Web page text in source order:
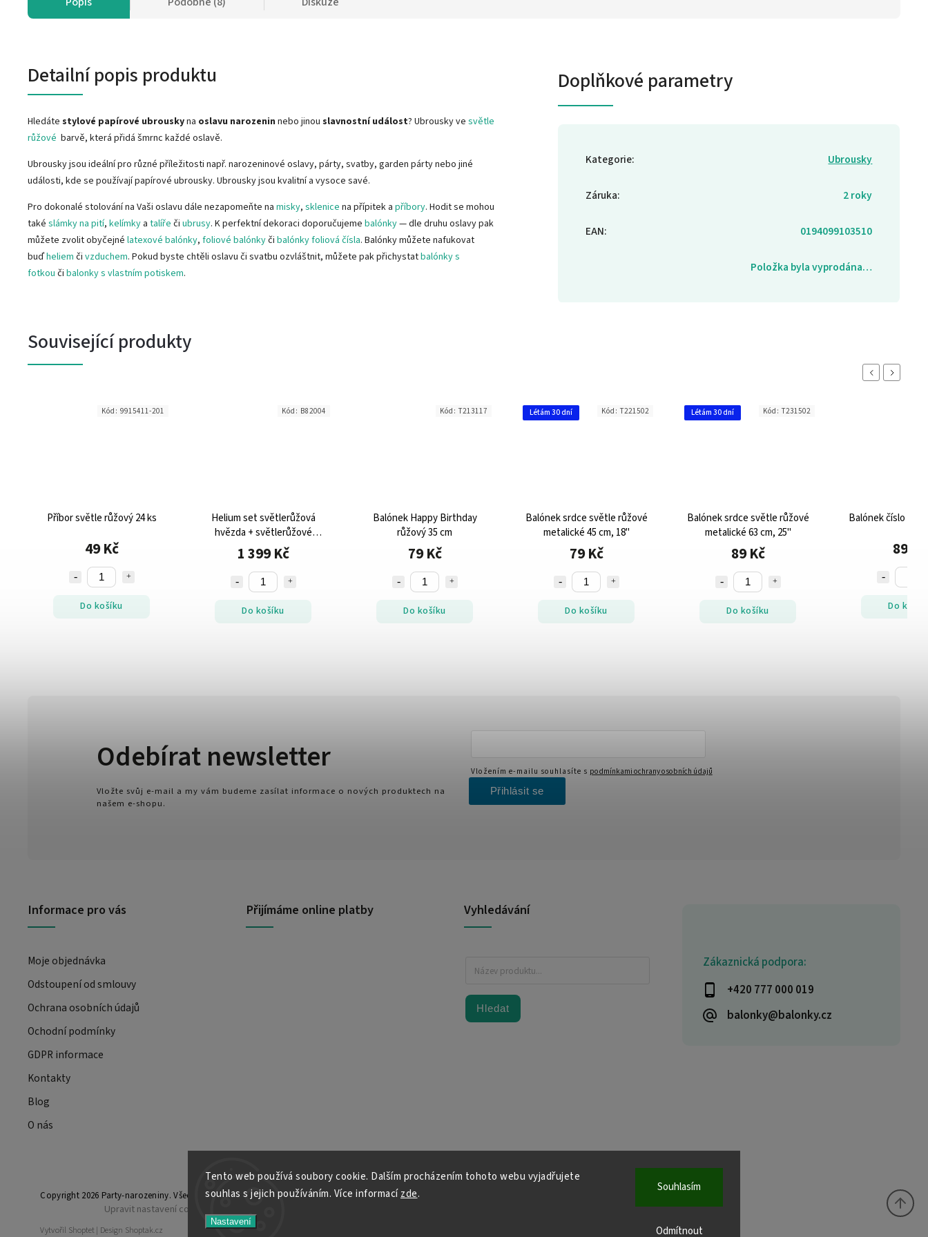
Tento web používá soubory cookie. Dalším procházením tohoto webu vyjadřujete
souhlas s jejich používáním. Více informacízde.
Nastavení
Odmítnout
Souhlasím
Detailní popis produktu
Hledáte stylové papírové ubrouskyna oslavu narozenin nebo jinou slavnostní událost? Ubrousky ve světle
růžové barvě, která přidá šmrnc každé oslavě.
Ubrousky jsou ideální pro různé příležitosti např. narozeninové oslavy, párty, svatby, garden párty nebo jiné
události, kde se používají papírové ubrousky. Ubrousky jsou kvalitní a vysoce savé.
Pro dokonalé stolování na Vaši oslavu dále nezapomeňte na misky, sklenice na přípitek a příbory. Hodit se mohou
také slámky na pití, kelímky a talíře či ubrusy. K perfektní dekoraci doporučujeme balónky— dle druhu oslavy pak
můžete zvolit obyčejné latexové balónky, foliové balónkyči balónky foliová čísla. Balónky můžete nafukovat
buďheliem či vzduchem. Pokud byste chtěli oslavu či svatbu ozvláštnit, můžete pak přichystatbalónky s
fotkou či balonky s vlastním potiskem.
Doplňkové parametry
Kategorie: Ubrousky
Záruka: 2 roky
EAN: 0194099103510
Položka byla vyprodána…
Související produkty
Previous
Příbor světle růžový 24 ks
49 Kč
Do košíku
Kód: 9915411-201
Helium set světlerůžová
hvězda + světlerůžové
balónky KRÁSNÉ
NAROZENINY
1 399 Kč
Do košíku
Kód: B82004
Balónek Happy Birthday
růžový 35 cm
79 Kč
Do košíku
Kód: T213117 Létám 30 dní
Balónek srdce světle růžové
metalické 45 cm, 18"
79 Kč
Do košíku
Kód: T221502 Létám 30 dní
Balónek srdce světle růžové
metalické 63 cm, 25"
89 Kč
Do košíku
Kód: T231502
Balónek číslo 1
89 Kč
Do
Next
Zákaznická podpora:
+420 777 000 019
balonky@balonky.cz
Informace pro vás
Moje objednávka
Odstoupení od smlouvy
Ochrana osobních údajů
Ochodní podmínky
GDPR informace
Kontakty
Blog
O nás
Přijímáme online platby Vyhledávání
Hledat
Odebírat newsletter
Vložte svůj e-mail a my vám budeme zasílat informace o nových produktech na
našem e-shopu.
Vložením e-mailu souhlasíte s podmínkami ochrany osobních údajů
Přihlásit se
Copyright 2026 Party-narozeniny. Všechna práva vyhrazena.
Upravit nastavení cookies
Vytvořil Shoptet | Design Shoptak.cz